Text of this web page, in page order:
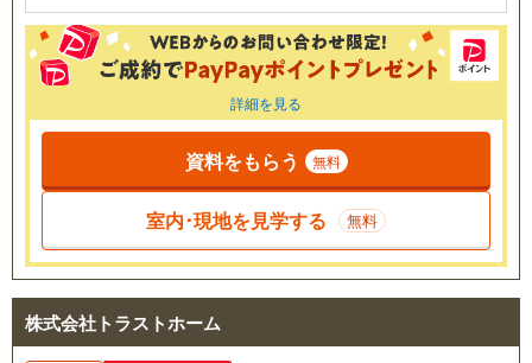
詳細を見る
資料をもらう 無料
室内･現地を見学する 無料
株式会社トラストホーム